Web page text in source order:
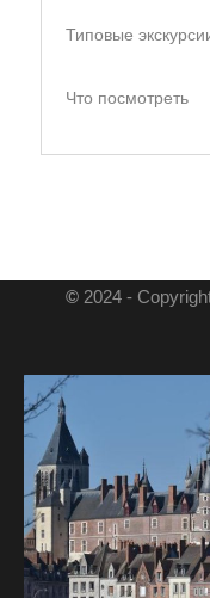
Типовые
Что посмотреть
© 2024 -